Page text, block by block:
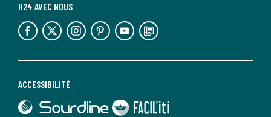
ACCESSIBILITÉ
lien vers Sourdline
lien vers Faciliti
H24 AVEC NOUS
lien vers l'espace réseaux sociaux lien vers l'espace réseaux sociaux lien vers l'espace réseaux sociaux lien vers l'espace réseaux sociaux lien vers l'espace réseaux sociaux lien vers le blog la redoute